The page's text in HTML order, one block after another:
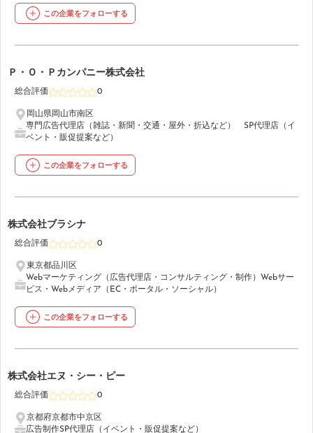
この企業をフォローする
35Ｐ・Ｏ・Ｐカンパニー株式会社
総合評価 0
岡山県岡山市南区
専門広告代理店（雑誌・新聞・交通・屋外・折込など）SP代理店（イ
ベント・販促提案など）
この企業をフォローする
36
株式会社ブラシナ
総合評価 0
東京都品川区
Webマーケティング（広告代理店・コンサルティング・制作） Webサー
ビス・Webメディア（EC・ポータル・ソーシャル）
この企業をフォローする
37
株式会社エヌ・シー・ピー
総合評価 0
京都府京都市中京区
広告制作SP代理店（イベント・販促提案など）